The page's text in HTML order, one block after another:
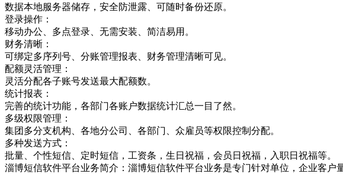
数据本地服务器储存，安全防泄露、可随时备份还原。
登录操作：
移动办公、多点登录、无需安装、简洁易用。
财务清晰：
可绑定多序列号、分账管理报表、财务管理清晰可见。
配额灵活管理：
灵活分配各子账号发送最大配额数。
统计报表：
完善的统计功能，各部门各账户数据统计汇总一目了然。
多级权限管理：
集团多分支机构、各地分公司、各部门、众雇员等权限控制分配。
多种发送方式：
批量、个性短信、定时短信，工资条，生日祝福，会员日祝福，入职日祝福等。
淄博短信软件平台业务简介：淄博短信软件平台业务是专门针对单位，企业客